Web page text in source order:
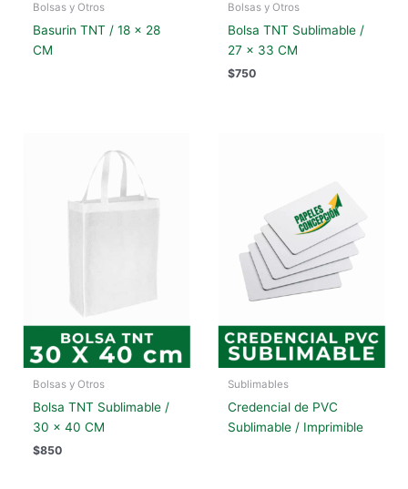
Bolsas y Otros
Basurin TNT / 18 x 28
CM
Bolsas y Otros
Bolsa TNT Sublimable /
27 x 33 CM
$750
Bolsas y Otros
Bolsa TNT Sublimable /
30 x 40 CM
$850
Sublimables
Credencial de PVC
Sublimable / Imprimible